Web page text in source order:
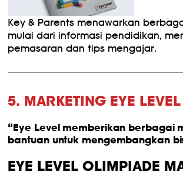
Key & Parents menawarkan
mulai dari informasi pendidikan,
pemasaran dan tips mengajar.
5. MARKETING EYE LEVEL
“Eye Level memberikan berbagai
bantuan untuk mengembangkan
EYE LEVEL OLIMPIADE